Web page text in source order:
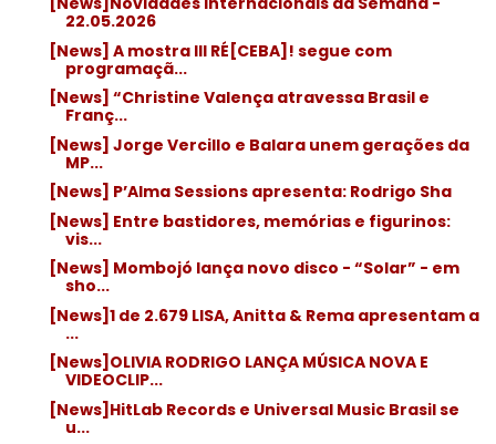
22.05.2026
[News] A mostra III RÉ[CEBA]! segue com
programaçã...
[News] “Christine Valença atravessa Brasil e
Franç...
[News] Jorge Vercillo e Balara unem gerações da
MP...
[News] P’Alma Sessions apresenta: Rodrigo Sha
[News] Entre bastidores, memórias e figurinos:
vis...
[News] Mombojó lança novo disco - “Solar” - em
sho...
[News]1 de 2.679 LISA, Anitta & Rema apresentam a
...
[News]OLIVIA RODRIGO LANÇA MÚSICA NOVA E
VIDEOCLIP...
[News]HitLab Records e Universal Music Brasil se
u...